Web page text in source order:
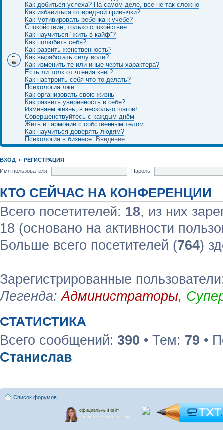
Как добиться успеха? На самом деле, все не так сложно
Как избавиться от вредной привычки?
Как мотивировать ребенка к учебе?
Спокойствие, только спокойствие...
Как научиться "жить в кайф"?
Как полюбить себя?
Как развить женственность?
Как выработать силу воли?
Как изменить те или иные черты характера?
Есть ли толк от чтения книг?
Как настроить себя что-то делать?
Психология лжи
Как организовать свою жизнь
Как развить уверенность в себе?
Изменяем жизнь, в несколько шагов!
Совершенствуйтесь с каждым днём
Жить в гармонии с собственным телом
Как научиться доверять людям?
Психология в бизнесе. Введение.
ВХОД • РЕГИСТРАЦИЯ
Имя пользователя:
Пароль:
КТО СЕЙЧАС НА КОНФЕРЕНЦИИ
Всего посетителей: 18, из них
18 (основано на активности
Больше всего посетителей (764)
Зарегистрированные
Легенда:Администраторы,
СТАТИСТИКА
Всего сообщений: 390 • Тем: 79 •
Станислав
Список форумов